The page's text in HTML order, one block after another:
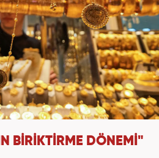
BİRİKTİRME DÖNEMİ"